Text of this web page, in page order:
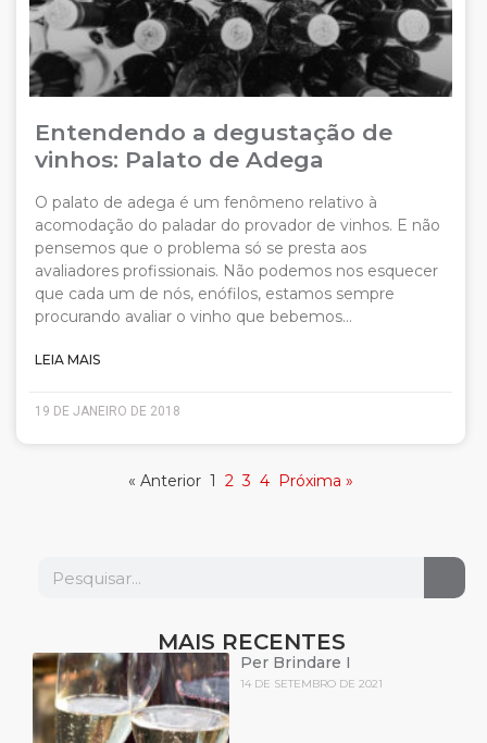
Entendendo a degustação de
vinhos: Palato de Adega
O palato de adega é um fenômeno relativo à
acomodação do paladar do provador de vinhos. E não
pensemos que o problema só se presta aos
avaliadores profissionais. Não podemos nos esquecer
que cada um de nós, enófilos, estamos sempre
procurando avaliar o vinho que bebemos…
LEIA MAIS
19 DE JANEIRO DE 2018
« Anterior 1 2 3 4 Próxima »
MAIS RECENTES
Per Brindare I
14 DE SETEMBRO DE 2021